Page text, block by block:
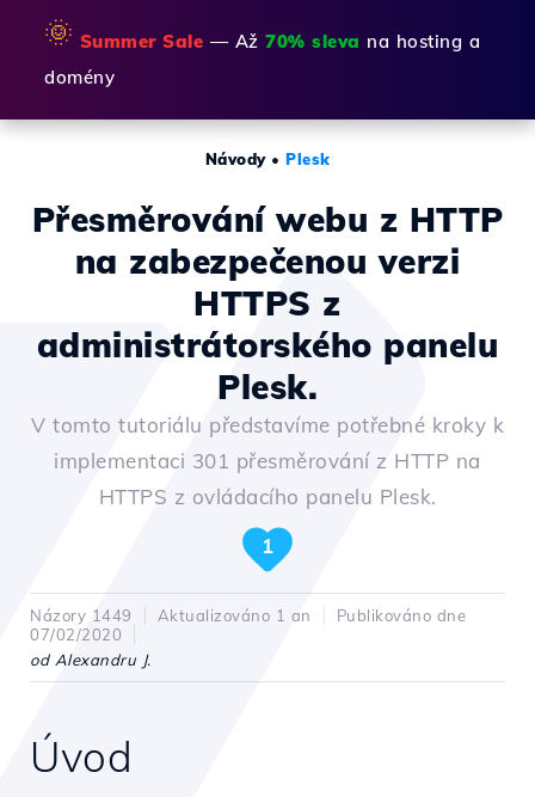
🌞 Summer Sale — Až 70% sleva na hosting a
domény
Návody• Plesk
Přesměrování webu z HTTP
na zabezpečenou verzi
HTTPS z
administrátorského panelu
Plesk.
V tomto tutoriálu představíme potřebné kroky k
implementaci 301 přesměrování z HTTP na
HTTPS z ovládacího panelu Plesk.
1
Názory 1449 Aktualizováno 1 an
Publikováno dne
07/02/2020
od Alexandru J.
Úvod